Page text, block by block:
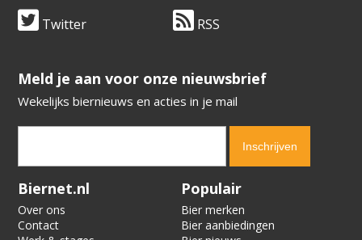
Twitter RSS
​​​​​​​Meld je aan voor onze nieuwsbrief
Wekelijks biernieuws en acties in je mail
Verification code:
Biernet.nl
Over ons
Contact
Populair
Bier merken
Bier aanbiedingen